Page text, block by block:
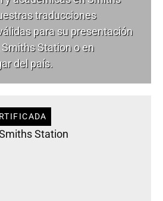
traducciones
para su presentación
Station o en
del país.
Station